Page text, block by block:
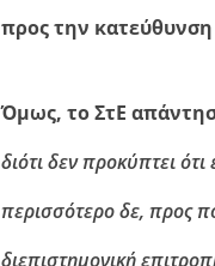
προς την
Όμως, το ΣτΕ
διότι δεν προκύπτει
περισσότερο δε, προς
διεπιστημονική